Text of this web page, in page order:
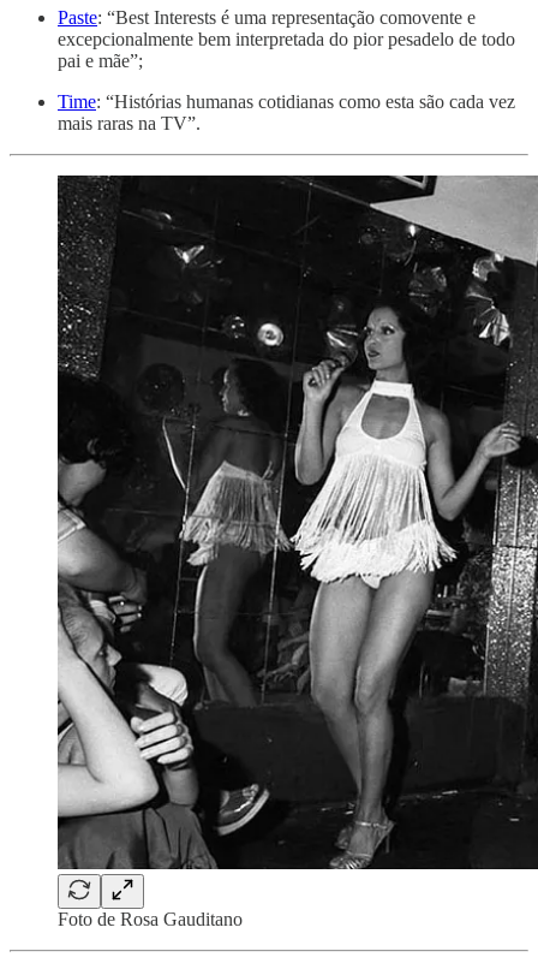
Paste: “Best Interests é uma representação comovente e
excepcionalmente bem interpretada do pior pesadelo de todo
pai e mãe”;
Time: “Histórias humanas cotidianas como esta são cada vez
mais raras na TV”.
Foto de Rosa Gauditano